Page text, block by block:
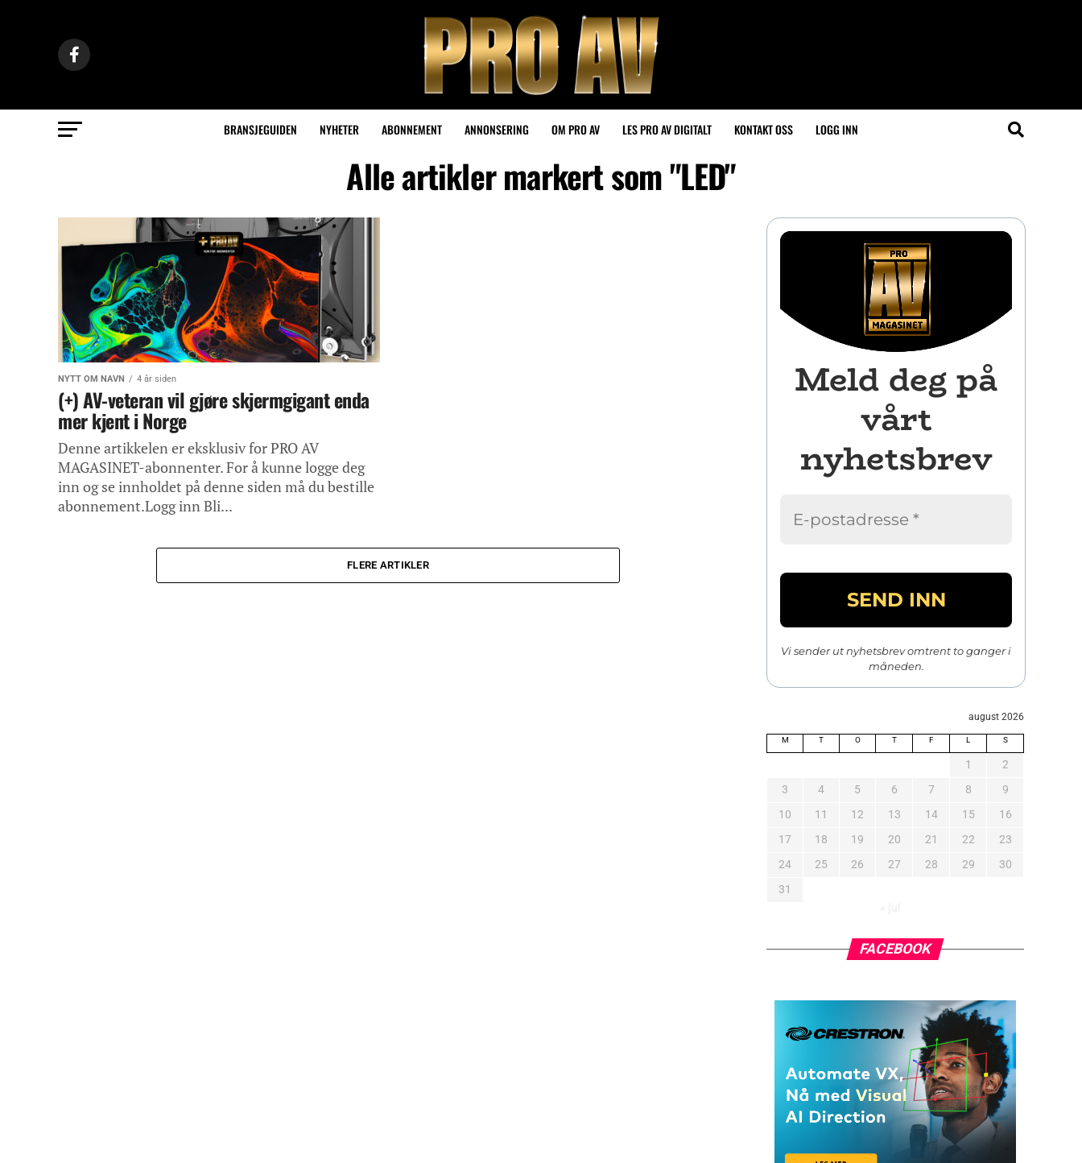
BRANSJEGUIDEN NYHETER ABONNEMENT ANNONSERING OM PRO AV LES PRO AV DIGITALT KONTAKT OSS LOGG INN
Alle artikler markert som "LED"
NYTT OM NAVN 4 år siden
(+) AV-veteran vil gjøre skjermgigant enda
mer kjent i Norge
Denne artikkelen er eksklusiv for PRO AV
MAGASINET-abonnenter. For å kunne logge deg
inn og se innholdet på denne siden må du bestille
abonnement.Logg inn Bli...
FLERE ARTIKLER
Meld deg på
vårt
nyhetsbrev
Vi sender ut nyhetsbrev omtrent to ganger i
måneden.
august 2026
M T O T F L S
1
2
3
4 5 6 7 8
9
10
11 12 13 14 15
16
17
18 19 20 21 22
23
24
25 26 27 28 29
30
31
FACEBOOK